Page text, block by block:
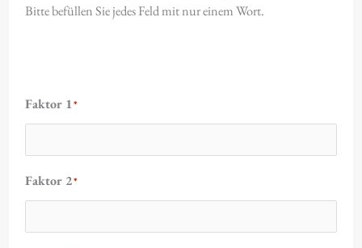
Bitte befüllen Sie jedes Feld mit nur einem Wort.
Faktor 1*
Faktor 2*